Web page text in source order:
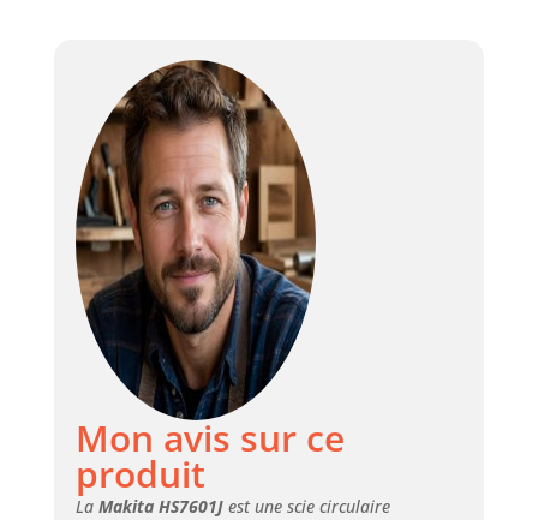
solide
Mon avis sur ce
produit
La Makita HS7601Jest une scie circulaire